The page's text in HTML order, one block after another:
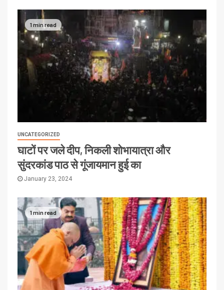
1 min read
UNCATEGORIZED
घाटों पर जले दीप, निकली शोभायात्रा और
सुंदरकांड पाठ से गूंजायमान हुई का
January 23, 2024
1 min read